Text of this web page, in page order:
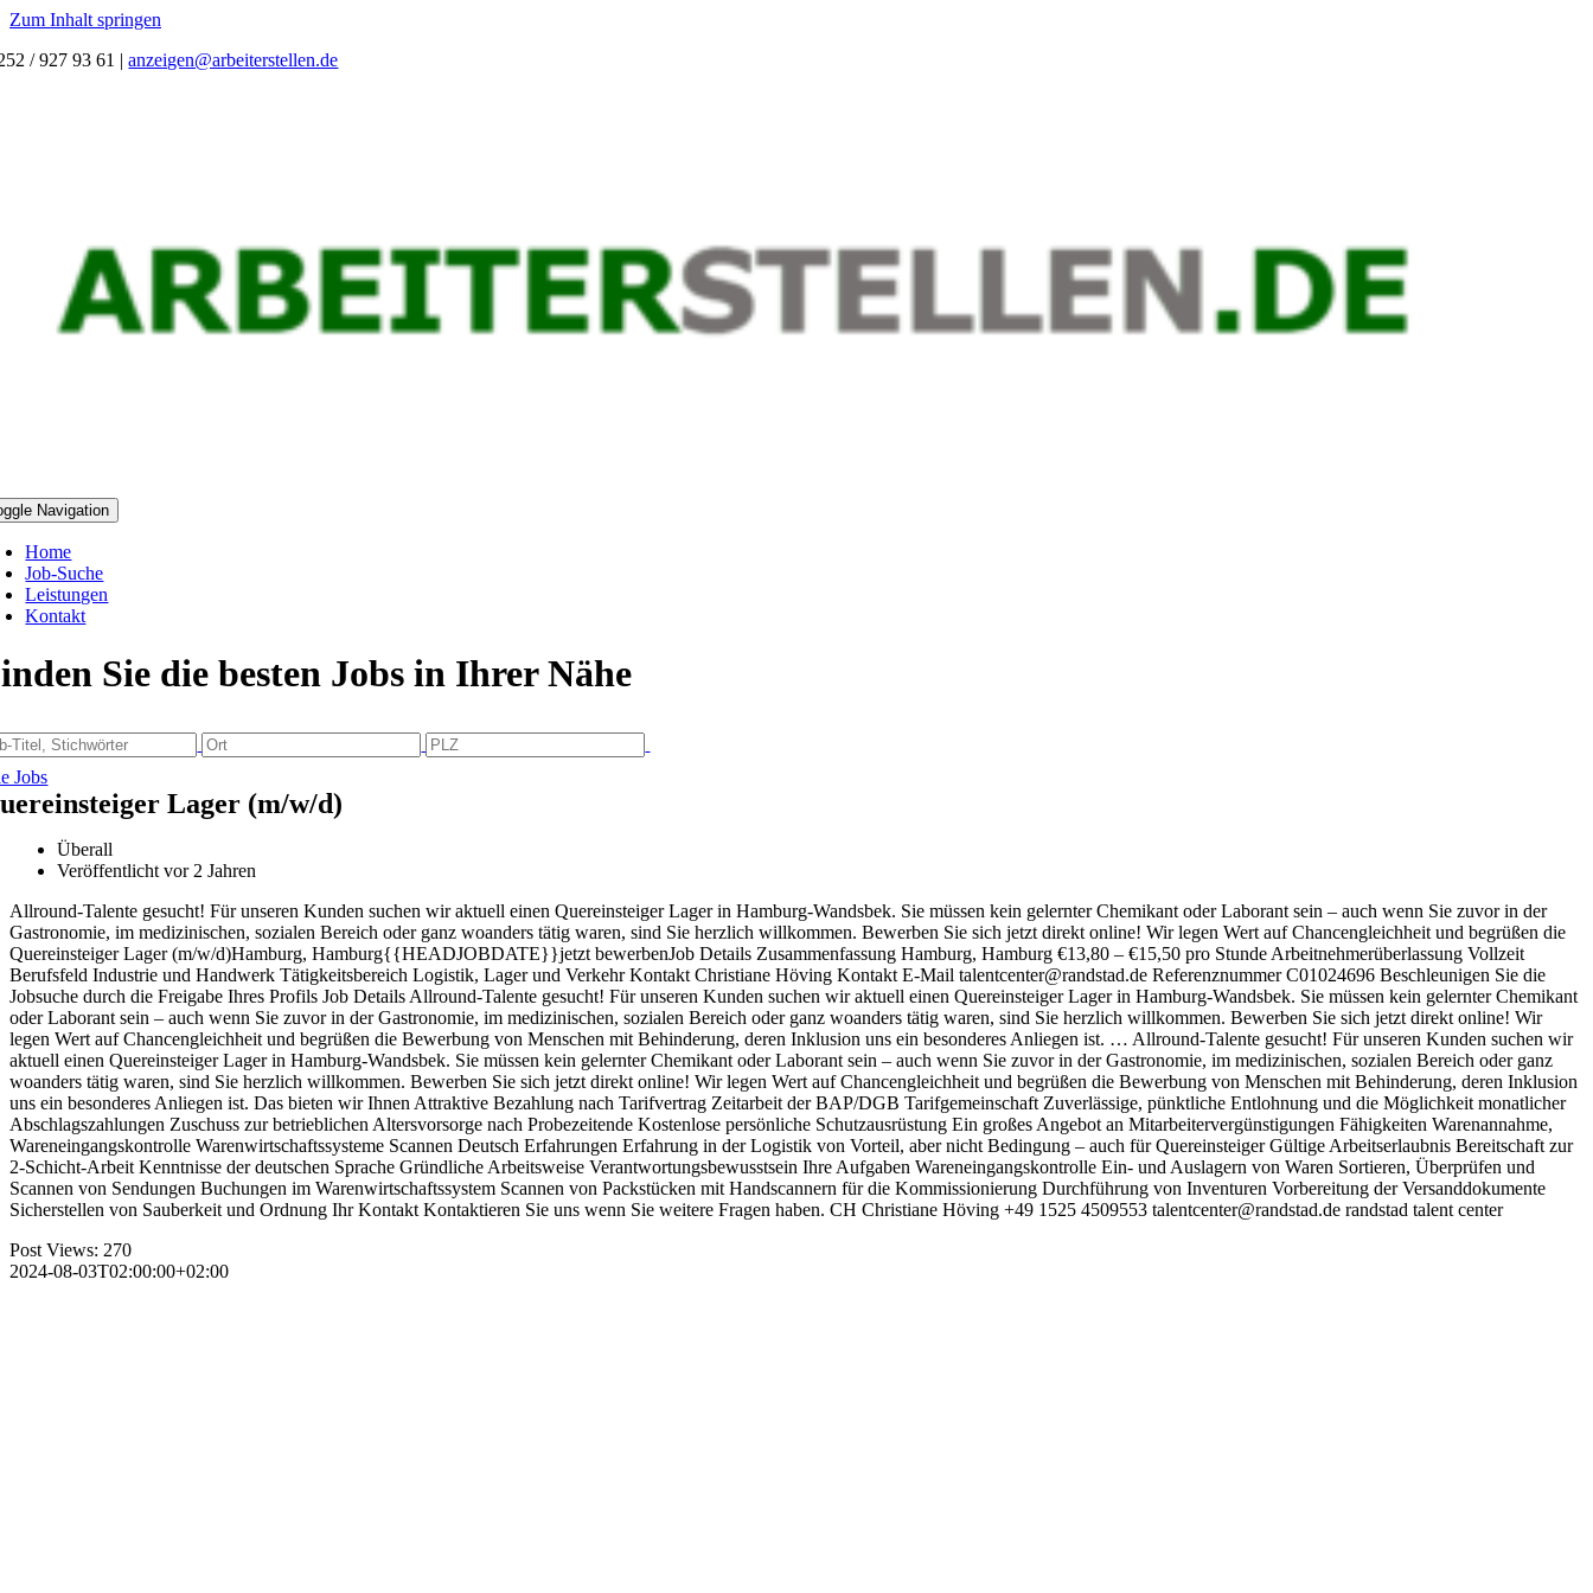
Zum Inhalt springen
/ 927 93 61 |anzeigen@arbeiterstellen.de
Navigation
Home
Job-Suche
Leistungen
Kontakt
Sie die besten Jobs in Ihrer Nähe
Jobs
Lager (m/w/d)
Überall
Veröffentlicht vor 2 Jahren
Allround-Talente gesucht! Für unseren Kunden suchen wir aktuell einen Quereinsteiger Lager in Hamburg-Wandsbek. Sie müssen kein gelernter Chemikant oder Laborant sein – auch wenn Sie zuvor in der
Gastronomie, im medizinischen, sozialen Bereich oder ganz woanders tätig waren, sind Sie herzlich willkommen. Bewerben Sie sich jetzt direkt online! Wir legen Wert auf Chancengleichheit und begrüßen die
Quereinsteiger Lager (m/w/d)Hamburg, Hamburg{{HEADJOBDATE}}jetzt bewerbenJob Details Zusammenfassung Hamburg, Hamburg €13,80 – €15,50 pro Stunde Arbeitnehmerüberlassung Vollzeit
Berufsfeld Industrie und Handwerk Tätigkeitsbereich Logistik, Lager und Verkehr Kontakt Christiane Höving Kontakt E-Mail talentcenter@randstad.de Referenznummer C01024696 Beschleunigen Sie die
Jobsuche durch die Freigabe Ihres Profils Job Details Allround-Talente gesucht! Für unseren Kunden suchen wir aktuell einen Quereinsteiger Lager in Hamburg-Wandsbek. Sie müssen kein gelernter Chemikant
oder Laborant sein – auch wenn Sie zuvor in der Gastronomie, im medizinischen, sozialen Bereich oder ganz woanders tätig waren, sind Sie herzlich willkommen. Bewerben Sie sich jetzt direkt online! Wir
legen Wert auf Chancengleichheit und begrüßen die Bewerbung von Menschen mit Behinderung, deren Inklusion uns ein besonderes Anliegen ist. … Allround-Talente gesucht! Für unseren Kunden suchen wir
aktuell einen Quereinsteiger Lager in Hamburg-Wandsbek. Sie müssen kein gelernter Chemikant oder Laborant sein – auch wenn Sie zuvor in der Gastronomie, im medizinischen, sozialen Bereich oder ganz
woanders tätig waren, sind Sie herzlich willkommen. Bewerben Sie sich jetzt direkt online! Wir legen Wert auf Chancengleichheit und begrüßen die Bewerbung von Menschen mit Behinderung, deren Inklusion
uns ein besonderes Anliegen ist. Das bieten wir Ihnen Attraktive Bezahlung nach Tarifvertrag Zeitarbeit der BAP/DGB Tarifgemeinschaft Zuverlässige, pünktliche Entlohnung und die Möglichkeit monatlicher
Abschlagszahlungen Zuschuss zur betrieblichen Altersvorsorge nach Probezeitende Kostenlose persönliche Schutzausrüstung Ein großes Angebot an Mitarbeitervergünstigungen Fähigkeiten Warenannahme,
Wareneingangskontrolle Warenwirtschaftssysteme Scannen Deutsch Erfahrungen Erfahrung in der Logistik von Vorteil, aber nicht Bedingung – auch für Quereinsteiger Gültige Arbeitserlaubnis Bereitschaft zur
2-Schicht-Arbeit Kenntnisse der deutschen Sprache Gründliche Arbeitsweise Verantwortungsbewusstsein Ihre Aufgaben Wareneingangskontrolle Ein- und Auslagern von Waren Sortieren, Überprüfen und
Scannen von Sendungen Buchungen im Warenwirtschaftssystem Scannen von Packstücken mit Handscannern für die Kommissionierung Durchführung von Inventuren Vorbereitung der Versanddokumente
Sicherstellen von Sauberkeit und Ordnung Ihr Kontakt Kontaktieren Sie uns wenn Sie weitere Fragen haben. CH Christiane Höving +49 1525 4509553 talentcenter@randstad.de randstad talent center
Post Views: 270
2024-08-03T02:00:00+02:00